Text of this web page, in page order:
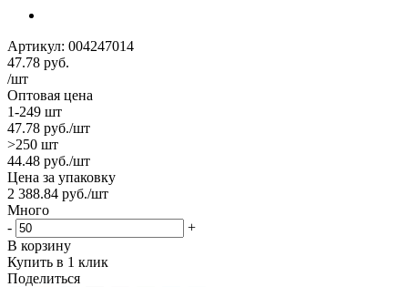
Артикул: 004247014
47.78 руб.
/шт
Оптовая цена
1-249 шт
47.78 руб./шт
>250 шт
44.48 руб./шт
Цена за упаковку
2 388.84 руб./шт
Много
-
+
В корзину
Купить в 1 клик
Поделиться